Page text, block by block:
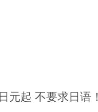
元起 不要求日语！